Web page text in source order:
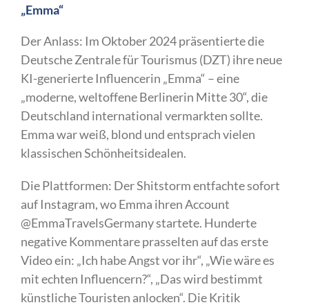
„Emma“
Der Anlass: Im Oktober 2024 präsentierte die
Deutsche Zentrale für Tourismus (DZT) ihre neue
KI-generierte Influencerin „Emma“ – eine
„moderne, weltoffene Berlinerin Mitte 30“, die
Deutschland international vermarkten sollte.
Emma war weiß, blond und entsprach vielen
klassischen Schönheitsidealen.
Die Plattformen: Der Shitstorm entfachte sofort
auf Instagram, wo Emma ihren Account
@EmmaTravelsGermany startete. Hunderte
negative Kommentare prasselten auf das erste
Video ein: „Ich habe Angst vor ihr“, „Wie wäre es
mit echten Influencern?“, „Das wird bestimmt
künstliche Touristen anlocken“. Die Kritik